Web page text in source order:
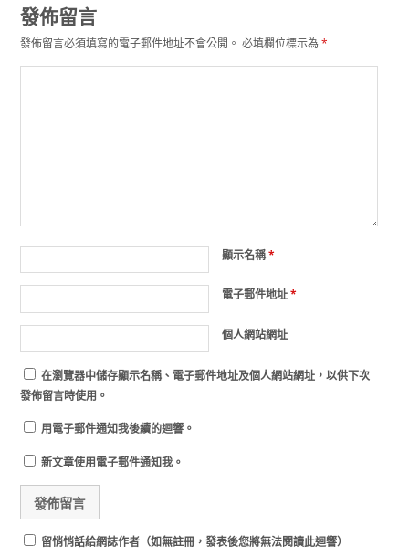
發佈留言
發佈留言必須填寫的電子郵件地址不會公開。 必填欄位標示為*
顯示名稱*
電子郵件地址*
個人網站網址
在瀏覽器中儲存顯示名稱、電子郵件地址及個人網站網址，以供下次
發佈留言時使用。
用電子郵件通知我後續的迴響。
新文章使用電子郵件通知我。
留悄悄話給網誌作者（如無註冊，發表後您將無法閱讀此迴響）